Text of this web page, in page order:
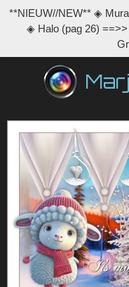
Ga
direct
de
hoofdinhoud
**NIEUW//NEW** ◈
◈ Halo (pag 26)